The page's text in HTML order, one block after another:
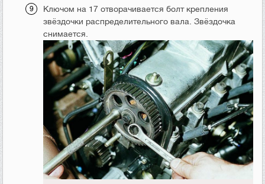
Ключом на 17 отворачивается болт крепления
звёздочки распределительного вала. Звёздочка
снимается.